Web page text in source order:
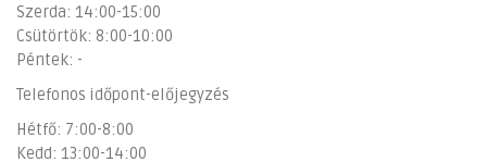
Szerda: 14:00-15:00
Csütörtök: 8:00-10:00
Péntek: -
Telefonos időpont-előjegyzés
Hétfő: 7:00-8:00
Kedd: 13:00-14:00